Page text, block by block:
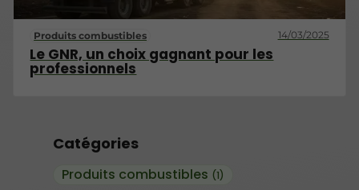
Catégories
Produits combustibles (1)
Produits combustibles 14/03/2025
Le GNR, un choix gagnant pour les
professionnels